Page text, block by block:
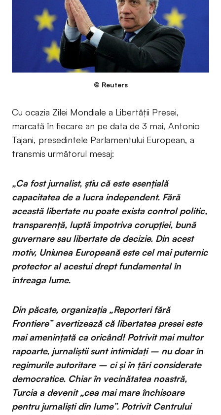
© Reuters
Cu ocazia Zilei Mondiale a Libertății Presei,
marcată în fiecare an pe data de 3 mai, Antonio
Tajani, președintele Parlamentului European, a
transmis următorul mesaj:
„Ca fost jurnalist, știu că este esențială
capacitatea de a lucra independent. Fără
această libertate nu poate exista control politic,
transparență, luptă împotriva corupției, bună
guvernare sau libertate de decizie. Din acest
motiv, Uniunea Europeană este cel mai puternic
protector al acestui drept fundamental în
întreaga lume.
Din păcate, organizația „Reporteri fără
Frontiere” avertizează că libertatea presei este
mai amenințată ca oricând! Potrivit mai multor
rapoarte, jurnaliștii sunt intimidați – nu doar în
regimurile autoritare – ci și în țări considerate
democratice. Chiar în vecinătatea noastră,
Turcia a devenit „cea mai mare închisoare
pentru jurnalişti din lume”. Potrivit Centrului